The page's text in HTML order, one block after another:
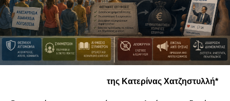
της Κατερίνας Χατζηστυλλή*